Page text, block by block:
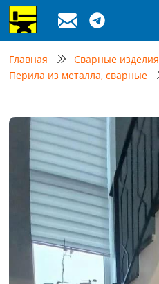
Главная
Сварные изделия
Перила из металла, сварные